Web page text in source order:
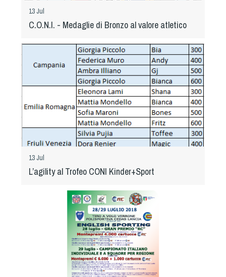
13 Jul
C.O.N.I. - Medaglie di Bronzo al valore atletico
13 Jul
L’agility al Trofeo CONI Kinder+Sport